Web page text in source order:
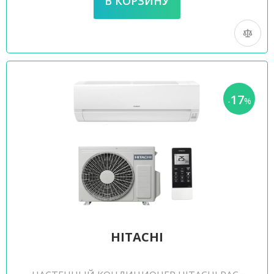
-17%
HITACHI